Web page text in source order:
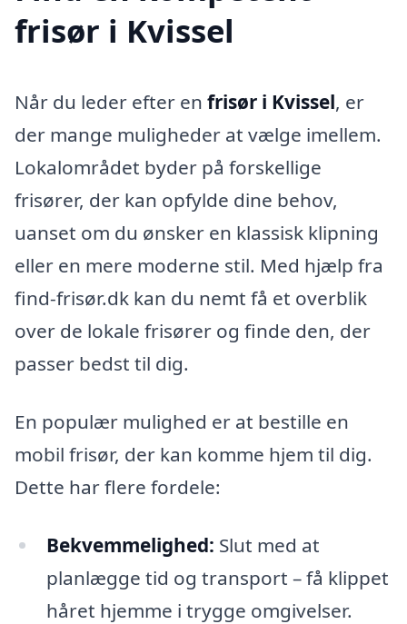
frisør i Kvissel
Når du leder efter en frisør i Kvissel, er
der mange muligheder at vælge imellem.
Lokalområdet byder på forskellige
frisører, der kan opfylde dine behov,
uanset om du ønsker en klassisk klipning
eller en mere moderne stil. Med hjælp fra
find-frisør.dk kan du nemt få et overblik
over de lokale frisører og finde den, der
passer bedst til dig.
En populær mulighed er at bestille en
mobil frisør, der kan komme hjem til dig.
Dette har flere fordele:
Bekvemmelighed: Slut med at
planlægge tid og transport – få klippet
håret hjemme i trygge omgivelser.